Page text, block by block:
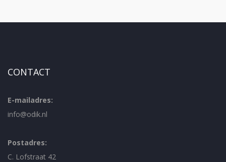
CONTACT
E-mailadres:
info@odik.nl
Postadres:
C. Lofstraat 42